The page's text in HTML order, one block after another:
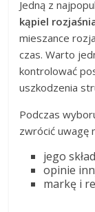
Jedną z
kąpiel
mieszance
czas. Warto
kontrolować
uszkodzenia
Podczas
zwrócić uwagę
jego
opinie
markę i